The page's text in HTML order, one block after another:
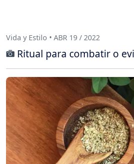
Vida y Estilo • ABR 19 / 2022
Ritual para combatir o